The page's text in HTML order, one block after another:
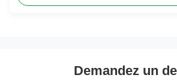
Demandez un